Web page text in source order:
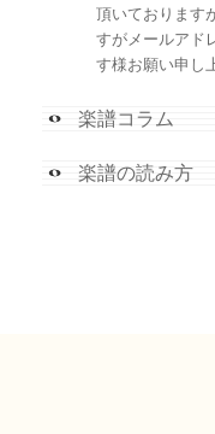
頂いております
すがメールアド
す様お願い申し
楽譜コラム
楽譜の読み方